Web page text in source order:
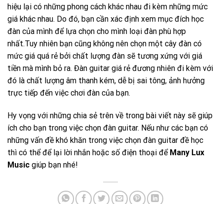
hiệu lại có những phong cách khác nhau đi kèm những mức
giá khác nhau. Do đó, bạn cần xác định xem mục đích học
đàn của mình để lựa chọn cho mình loại đàn phù hợp
nhất.Tuy nhiên bạn cũng không nên chọn một cây đàn có
mức giá quá rẻ bởi chất lượng đàn sẽ tương xứng với giá
tiền mà mình bỏ ra. Đàn guitar giá rẻ đương nhiên đi kèm với
đó là chất lượng âm thanh kém, dễ bị sai tông, ảnh hưởng
trực tiếp đến việc chơi đàn của bạn.
Hy vọng với những chia sẻ trên về trong bài viết này sẽ giúp
ích cho bạn trong việc chọn đàn guitar. Nếu như các bạn có
những vấn đề khó khăn trong việc chọn đàn guitar đề học
thì có thể để lại lời nhắn hoặc số điện thoại để Many Lux
Music giúp bạn nhé!